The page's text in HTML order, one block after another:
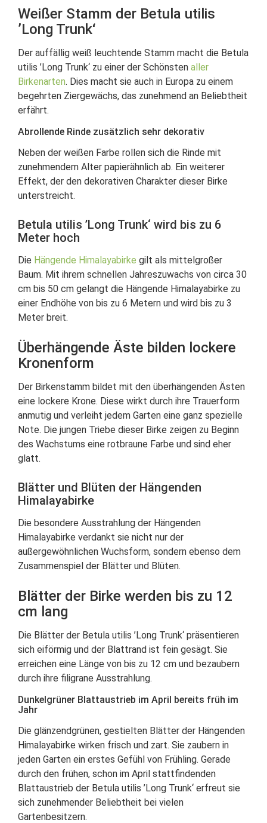
Weißer Stamm der Betula utilis
’Long Trunk‘
Der auffällig weiß leuchtende Stamm macht die Betula
utilis ’Long Trunk‘ zu einer der Schönsten aller
Birkenarten. Dies macht sie auch in Europa zu einem
begehrten Ziergewächs, das zunehmend an Beliebtheit
erfährt.
Abrollende Rinde zusätzlich sehr dekorativ
Neben der weißen Farbe rollen sich die Rinde mit
zunehmendem Alter papierähnlich ab. Ein weiterer
Effekt, der den dekorativen Charakter dieser Birke
unterstreicht.
Betula utilis ’Long Trunk‘ wird bis zu 6
Meter hoch
Die Hängende Himalayabirke gilt als mittelgroßer
Baum. Mit ihrem schnellen Jahreszuwachs von circa 30
cm bis 50 cm gelangt die Hängende Himalayabirke zu
einer Endhöhe von bis zu 6 Metern und wird bis zu 3
Meter breit.
Überhängende Äste bilden lockere
Kronenform
Der Birkenstamm bildet mit den überhängenden Ästen
eine lockere Krone. Diese wirkt durch ihre Trauerform
anmutig und verleiht jedem Garten eine ganz spezielle
Note. Die jungen Triebe dieser Birke zeigen zu Beginn
des Wachstums eine rotbraune Farbe und sind eher
glatt.
Blätter und Blüten der Hängenden
Himalayabirke
Die besondere Ausstrahlung der Hängenden
Himalayabirke verdankt sie nicht nur der
außergewöhnlichen Wuchsform, sondern ebenso dem
Zusammenspiel der Blätter und Blüten.
Blätter der Birke werden bis zu 12
cm lang
Die Blätter der Betula utilis ’Long Trunk‘ präsentieren
sich eiförmig und der Blattrand ist fein gesägt. Sie
erreichen eine Länge von bis zu 12 cm und bezaubern
durch ihre filigrane Ausstrahlung.
Dunkelgrüner Blattaustrieb im April bereits früh im
Jahr
Die glänzendgrünen, gestielten Blätter der Hängenden
Himalayabirke wirken frisch und zart. Sie zaubern in
jeden Garten ein erstes Gefühl von Frühling. Gerade
durch den frühen, schon im April stattfindenden
Blattaustrieb der Betula utilis ’Long Trunk‘ erfreut sie
sich zunehmender Beliebtheit bei vielen
Gartenbesitzern.